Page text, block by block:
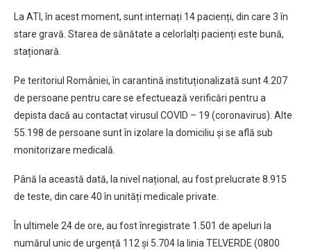
La ATI, în acest moment, sunt internați 14 pacienți, din care 3 în
stare gravă. Starea de sănătate a celorlalți pacienți este bună,
staționară.
Pe teritoriul României, în carantină instituționalizată sunt 4.207
de persoane pentru care se efectuează verificări pentru a
depista dacă au contactat virusul COVID – 19 (coronavirus). Alte
55.198 de persoane sunt în izolare la domiciliu și se află sub
monitorizare medicală.
Până la această dată, la nivel național, au fost prelucrate 8.915
de teste, din care 40 în unități medicale private.
În ultimele 24 de ore, au fost înregistrate 1.501 de apeluri la
numărul unic de urgență 112 și 5.704 la linia TELVERDE (0800